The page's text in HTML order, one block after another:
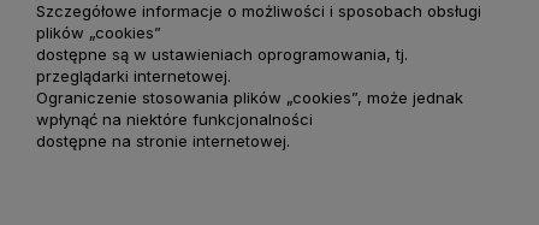
Szczegółowe informacje o możliwości i sposobach obsługi
plików „cookies”
dostępne są w ustawieniach oprogramowania, tj.
przeglądarki internetowej.
Ograniczenie stosowania plików „cookies”, może jednak
wpłynąć na niektóre funkcjonalności
dostępne na stronie internetowej.